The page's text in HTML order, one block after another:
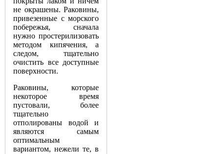
не окрашены. Раковины,
привезенные с морского
побережья, сначала
нужно простерилизовать
методом кипячения, а
следом, тщательно
очистить все доступные
поверхности.
Раковины, которые
некоторое время
пустовали, более
тщательно
отполированы водой и
являются самым
оптимальным
вариантом, нежели те, в